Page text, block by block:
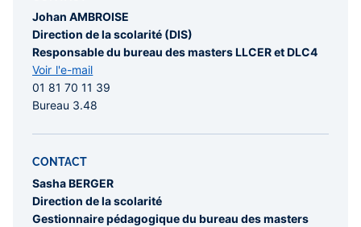
Johan AMBROISE
Direction de la scolarité (DIS)
Responsable du bureau des masters LLCER et DLC4
Voir l'e-mail
01 81 70 11 39
Bureau 3.48
CONTACT
Sasha BERGER
Direction de la scolarité
Gestionnaire pédagogique du bureau des masters